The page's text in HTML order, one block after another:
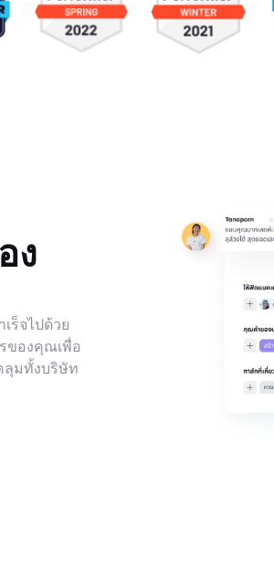
ง
ร็จไปด้วย
ของคุณเพื่อ
ลุมทั้งบริษัท